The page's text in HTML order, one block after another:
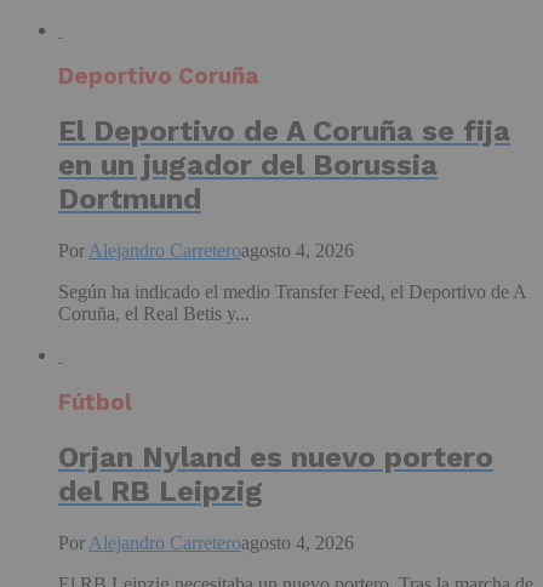
Deportivo Coruña
El Deportivo de A Coruña se fija
en un jugador del Borussia
Dortmund
Por Alejandro Carreteroagosto 4, 2026
Según ha indicado el medio Transfer Feed, el Deportivo de A
Coruña, el Real Betis y...
Fútbol
Orjan Nyland es nuevo portero
del RB Leipzig
Por Alejandro Carreteroagosto 4, 2026